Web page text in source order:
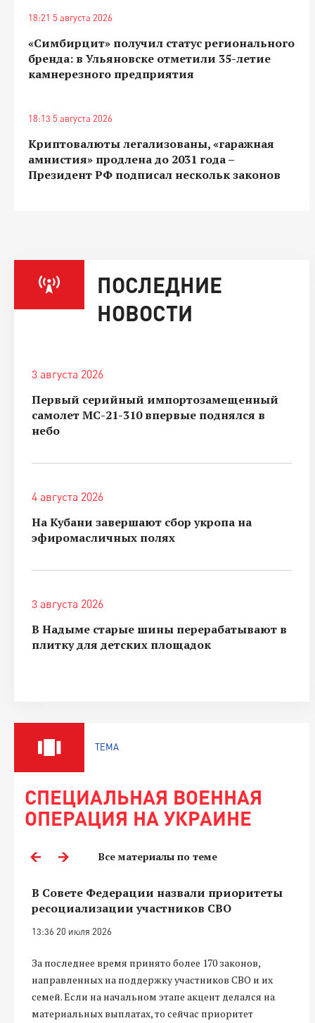
18:21 5 августа 2026
«Симбирцит» получил статус регионального
бренда: в Ульяновске отметили 35-летие
камнерезного предприятия
18:13 5 августа 2026
Криптовалюты легализованы, «гаражная
амнистия» продлена до 2031 года –
Президент РФ подписал нескольк законов
ПОСЛЕДНИЕ
НОВОСТИ
3 августа 2026
Первый серийный импортозамещенный
самолет МС-21-310 впервые поднялся в
небо
4 августа 2026
На Кубани завершают сбор укропа на
эфиромасличных полях
3 августа 2026
В Надыме старые шины перерабатывают в
плитку для детских площадок
ТЕМА
СПЕЦИАЛЬНАЯ ВОЕННАЯ
ОПЕРАЦИЯ НА УКРАИНЕ
Все материалы по теме
В Совете Федерации назвали приоритеты
ресоциализации участников СВО
13:36 20 июля 2026
За последнее время принято более 170 законов,
направленных на поддержку участников СВО и их
семей. Если на начальном этапе акцент делался на
материальных выплатах, то сейчас приоритет